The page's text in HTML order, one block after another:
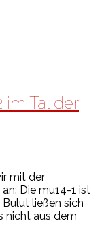
im Tal der
mit der
Die mu14-1 ist
ließen sich
nicht aus dem